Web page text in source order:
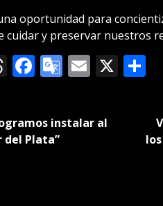
oportunidad para
cuidar y preservar nuestros
Threads
Facebook
Google
Email
X
instalar al
Plata”